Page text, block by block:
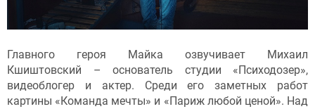
Главного героя Майка озвучивает Михаил
Кшиштовский – основатель студии «Психодозер»,
видеоблогер и актер. Среди его заметных работ
картины «Команда мечты» и «Париж любой ценой». Над